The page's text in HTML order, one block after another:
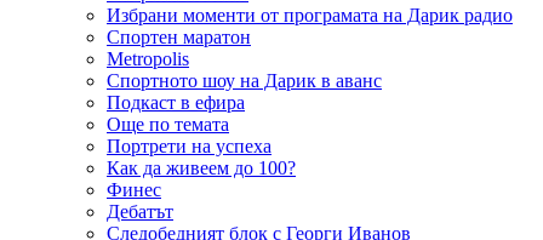
Избрани моменти от програмата на Дарик радио
Спортен маратон
Metropolis
Спортното шоу на Дарик в аванс
Подкаст в ефира
Още по темата
Портрети на успеха
Как да живеем до 100?
Финес
Дебатът
Следобедният блок с Георги Иванов